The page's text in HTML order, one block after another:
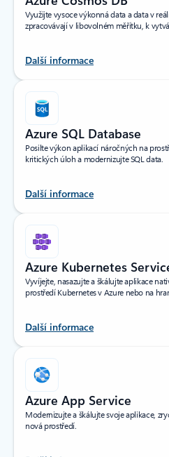
Využijte vysoce výkonná data a data v
zpracovávají v libovolném měřítku, k
Další informace
Azure SQL Database
Posilte výkon aplikací náročných na
kritických úloh a modernizujte SQL data.
Další informace
Azure Kubernetes
Vyvíjejte, nasazujte a škálujte aplikace
prostředí Kubernetes v Azure nebo na
Další informace
Azure App Service
Modernizujte a škálujte svoje aplikace,
nová prostředí.